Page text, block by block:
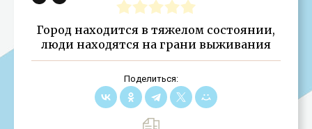
Город находится в тяжелом состоянии,
люди находятся на грани выживания
Поделиться: